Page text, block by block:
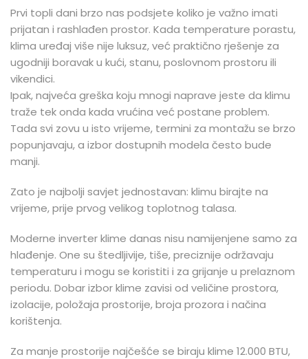
Prvi topli dani brzo nas podsjete koliko je važno imati
prijatan i rashlađen prostor. Kada temperature porastu,
klima uređaj više nije luksuz, već praktično rješenje za
ugodniji boravak u kući, stanu, poslovnom prostoru ili
vikendici.
Ipak, najveća greška koju mnogi naprave jeste da klimu
traže tek onda kada vrućina već postane problem.
Tada svi zovu u isto vrijeme, termini za montažu se brzo
popunjavaju, a izbor dostupnih modela često bude
manji.
Zato je najbolji savjet jednostavan: klimu birajte na
vrijeme, prije prvog velikog toplotnog talasa.
Moderne inverter klime danas nisu namijenjene samo za
hlađenje. One su štedljivije, tiše, preciznije održavaju
temperaturu i mogu se koristiti i za grijanje u prelaznom
periodu. Dobar izbor klime zavisi od veličine prostora,
izolacije, položaja prostorije, broja prozora i načina
korištenja.
Za manje prostorije najčešće se biraju klime 12.000 BTU,